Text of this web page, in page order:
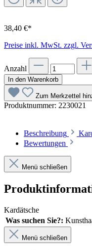
38,40 €*
Preise inkl. MwSt. zzgl.
Anzahl
In den Warenkorb
Zum Merkzettel
Produktnummer: 2230021
Beschreibung
Bewertungen
Menü schließen
Kardätsche
Was suchen Sie?:
Menü schließen